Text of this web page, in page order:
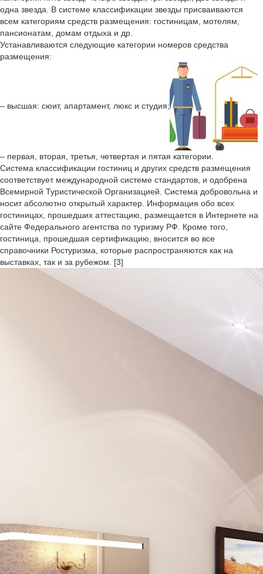
одна звезда. В системе классификации звезды присваиваются
всем категориям средств размещения: гостиницам, мотелям,
пансионатам, домам отдыха и др.
Устанавливаются следующие категории номеров средства
размещения:
– высшая: сюит, апартамент, люкс и студия;
– первая, вторая, третья, четвертая и пятая категории.
Система классификации гостиниц и других средств размещения
соответствует международной системе стандартов, и одобрена
Всемирной Туристической Организацией. Система добровольна и
носит абсолютно открытый характер. Информация обо всех
гостиницах, прошедших аттестацию, размещается в Интернете на
сайте Федерального агентства по туризму РФ. Кроме того,
гостиница, прошедшая сертификацию, вносится во все
справочники Ростуризма, которые распространяются как на
выставках, так и за рубежом. [3]